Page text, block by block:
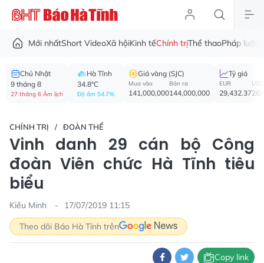
Mới nhấtShort VideoXã hộiKinh tếChính trịThể thaoPháp luật
Chủ Nhật
9 tháng 8
27 tháng 6 Âm lịch
Hà Tĩnh
34.8°C
Độ ẩm 54.7%
Giá vàng (SJC)
Mua vào
141,000,000
Bán ra
144,000,000
Tỷ giá
EUR
29,432.37
USD
CHÍNH TRỊ ĐOÀN THỂ
Vinh danh 29 cán bộ Công
đoàn Viên chức Hà Tĩnh tiêu
biểu
Kiều Minh
17/07/2019 11:15
Theo dõi Báo Hà Tĩnh trên
Copy link